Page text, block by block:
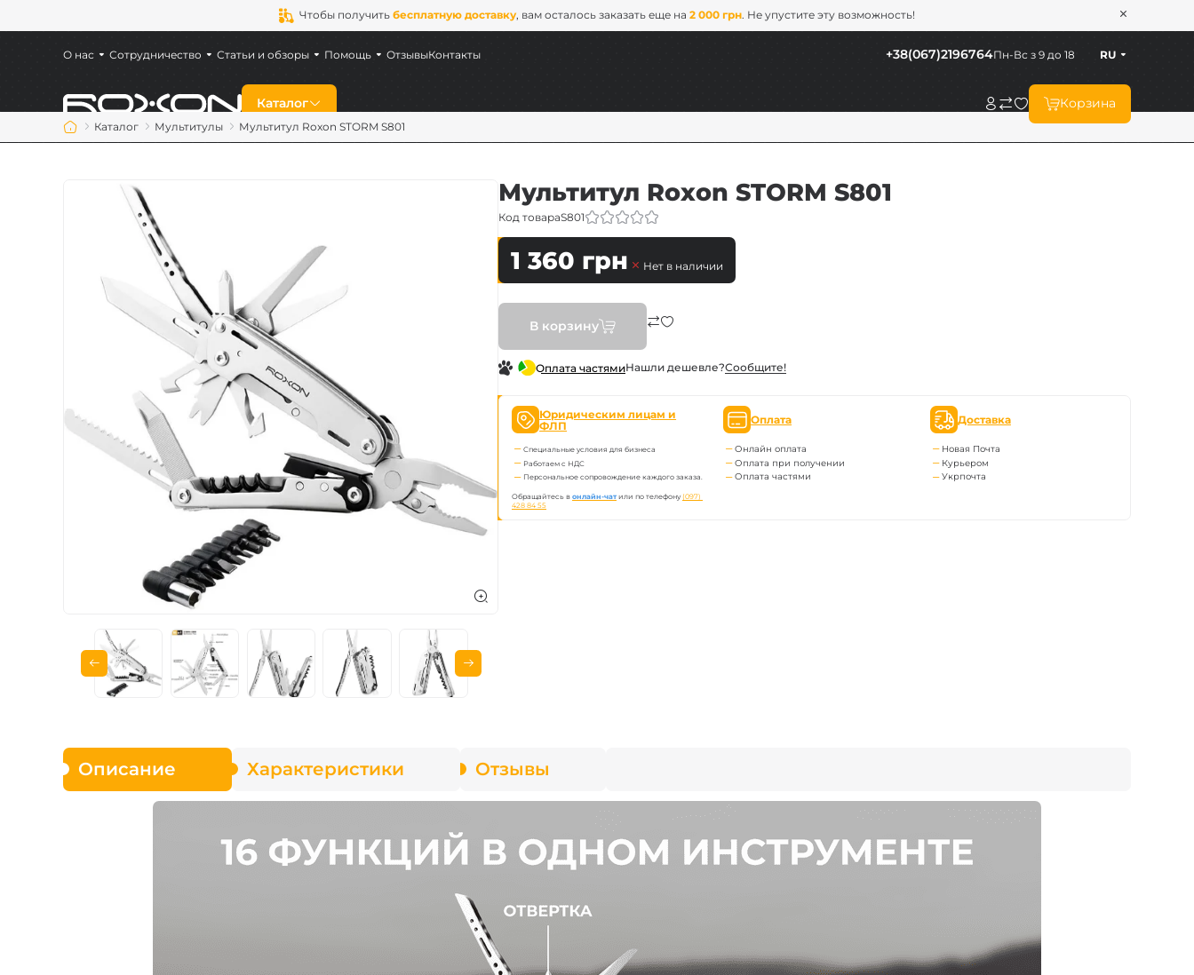
Чтобы получить бесплатную доставку, вам осталось заказать еще на 2 000 грн. Не упустите эту возможность!
Каталог
Ножи
Мультитулы
Аксессуары
Для защитников
Сменные лезвия
Наборы BBQ
Корзина
Пн-Вс з 9 до 18
+38(067)2196764 RU
О нас Сотрудничество Статьи и обзоры Помощь ОтзывыКонтакты
Каталог Мультитулы Мультитул Roxon STORM S801
Мультитул Roxon STORM S801
Код товараS801
1 360 грн Нет в наличии
В корзину
Оплата частямиНашли дешевле?Сообщите!
Юридическим лицам и
ФЛП
Специальные условия для бизнеса
Работаем с НДС
Персональное сопровождение каждого заказа.
Обращайтесь вонлайн-чатили по телефону(097)
428 84 55
Оплата
Онлайн оплата
Оплата при получении
Оплата частями
Доставка
Новая Почта
Курьером
Укрпочта
Описание Характеристики Отзывы